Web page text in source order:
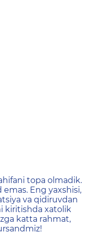
неtopa olmadik.
emas. Eng yaxshisi,
va qidiruvdan
kiritishda xatolik
katta rahmat,